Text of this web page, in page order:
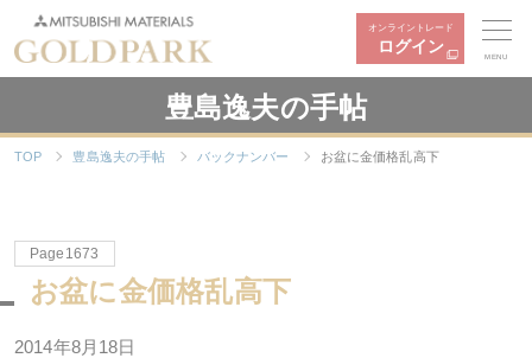
オンライントレード
ログイン
MENU
豊島逸夫の手帖
TOP 豊島逸夫の手帖 バックナンバー お盆に金価格乱高下
Page1673
お盆に金価格乱高下
2014年8月18日